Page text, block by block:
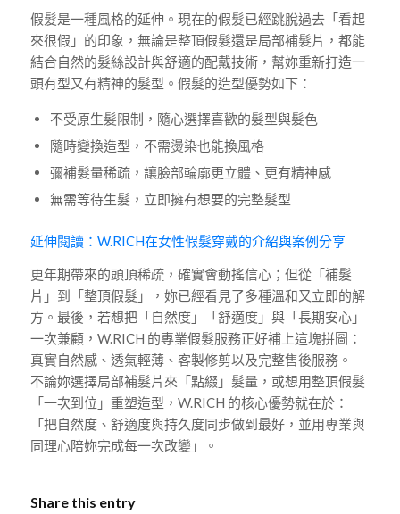
假髮是一種風格的延伸。現在的假髮已經跳脫過去「看起
來很假」的印象，無論是整頂假髮還是局部補髮片，都能
結合自然的髮絲設計與舒適的配戴技術，幫妳重新打造一
頭有型又有精神的髮型。假髮的造型優勢如下：
不受原生髮限制，隨心選擇喜歡的髮型與髮色
隨時變換造型，不需燙染也能換風格
彌補髮量稀疏，讓臉部輪廓更立體、更有精神感
無需等待生髮，立即擁有想要的完整髮型
延伸閱讀：W.RICH在女性假髮穿戴的介紹與案例分享
更年期帶來的頭頂稀疏，確實會動搖信心；但從「補髮
片」到「整頂假髮」，妳已經看見了多種溫和又立即的解
方。最後，若想把「自然度」「舒適度」與「長期安心」
一次兼顧，W.RICH 的專業假髮服務正好補上這塊拼圖：
真實自然感、透氣輕薄、客製修剪以及完整售後服務。
不論妳選擇局部補髮片來「點綴」髮量，或想用整頂假髮
「一次到位」重塑造型，W.RICH 的核心優勢就在於：
「把自然度、舒適度與持久度同步做到最好，並用專業與
同理心陪妳完成每一次改變」。
Share this entry